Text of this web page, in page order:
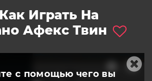
Играть На
Афекс Твин
с помощью чего вы